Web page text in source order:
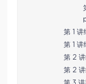
第 1
第 1
第 2
第 2